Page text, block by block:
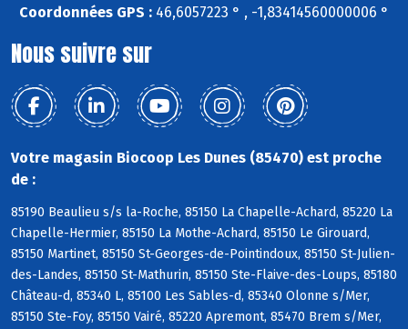
Coordonnées GPS : 46,6057223 ° , -1,83414560000006 °
Nous suivre sur
Votre magasin Biocoop Les Dunes (85470) est proche
de :
85190 Beaulieu s/s la-Roche, 85150 La Chapelle-Achard, 85220 La
Chapelle-Hermier, 85150 La Mothe-Achard, 85150 Le Girouard,
85150 Martinet, 85150 St-Georges-de-Pointindoux, 85150 St-Julien-
des-Landes, 85150 St-Mathurin, 85150 Ste-Flaive-des-Loups, 85180
Château-d, 85340 L, 85100 Les Sables-d, 85340 Olonne s/Mer,
85150 Ste-Foy, 85150 Vairé, 85220 Apremont, 85470 Brem s/Mer,